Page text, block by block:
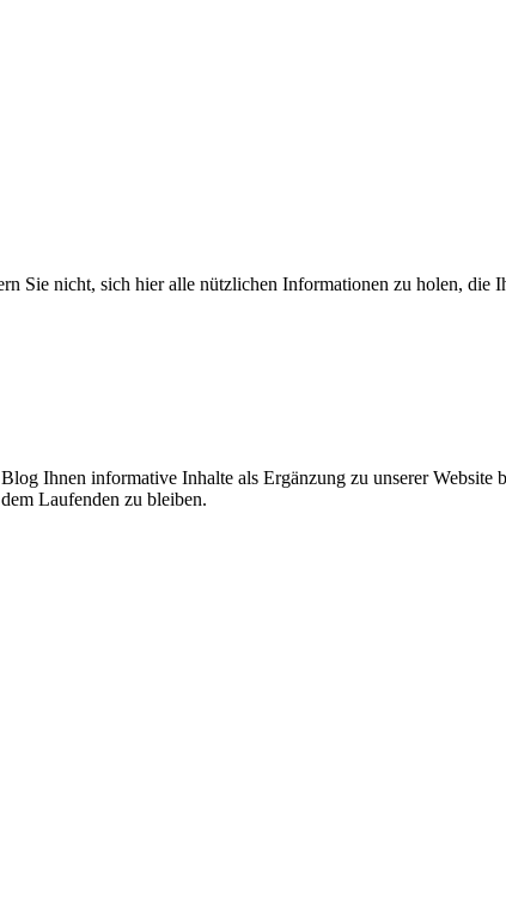
Sie nicht, sich hier alle nützlichen Informationen zu holen, die
Ihnen informative Inhalte als Ergänzung zu unserer
Laufenden zu bleiben.